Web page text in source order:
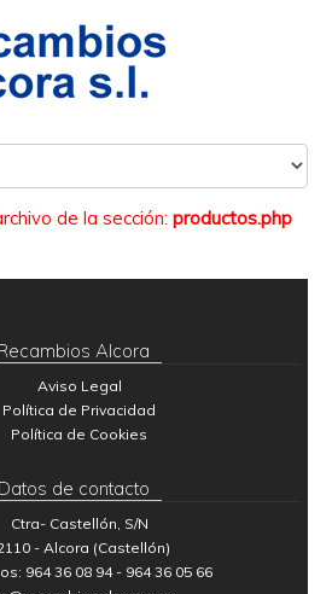
de la sección: productos.php
Alcora
Aviso Legal
Política de Privacidad
Política de Cookies
Datos de contacto
Ctra- Castellón, S/N
- Alcora (Castellón)
964 36 08 94 - 964 36 05 66